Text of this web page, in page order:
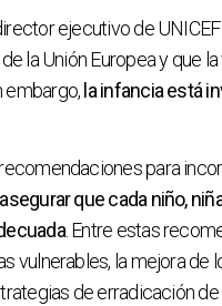
ejecutivo de
la Unión Europea y que
embargo, la infancia está
para
asegurar que cada niño,
. Entre estas
vulnerables, la mejora
de erradicación de